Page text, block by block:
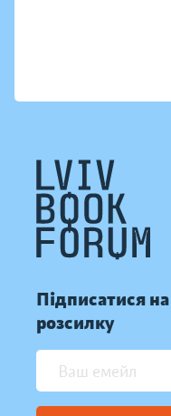
Підписатися
розсилку